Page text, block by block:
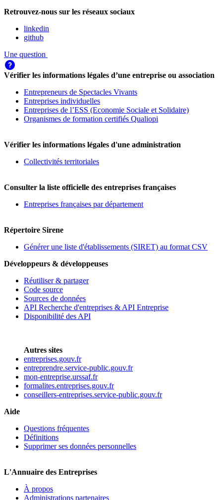
Retrouvez-nous sur les réseaux sociaux
linkedin
github
Une question
Vérifier les informations légales d’une entreprise ou association
Entrepreneurs de Spectacles Vivants
Entreprises individuelles
Entreprises de l’ESS (Economie Sociale et Solidaire)
Organismes de formation certifiés Qualiopi
Vérifier les informations légales d'une administration
Collectivités territoriales
Consulter la liste officielle des entreprises françaises
Entreprises françaises par département
Répertoire Sirene
Générer une liste d'établissements (SIRET) au format CSV
Développeurs & développeuses
Réutiliser & partager
Code source
Sources de données
API Recherche d'entreprises & API Entreprise
Disponibilité des API
Autres sites
entreprises.gouv.fr
entreprendre.service-public.gouv.fr
mon-entreprise.urssaf.fr
formalites.entreprises.gouv.fr
conseillers-entreprises.service-public.gouv.fr
Aide
Questions fréquentes
Définitions
Supprimer ses données personnelles
L'Annuaire des Entreprises
À propos
Administrations partenaires